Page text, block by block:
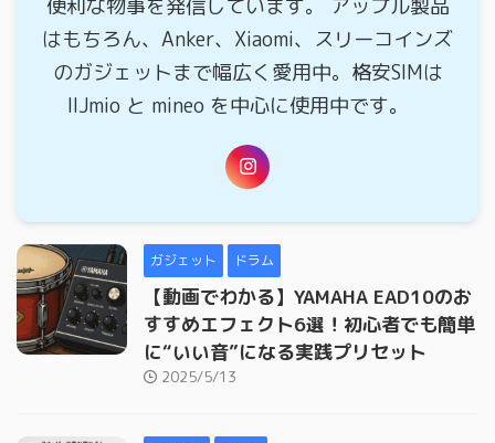
便利な物事を発信しています。 アップル製品
はもちろん、Anker、Xiaomi、スリーコインズ
のガジェットまで幅広く愛用中。格安SIMは
IIJmio と mineo を中心に使用中です。
ガジェット ドラム
【動画でわかる】YAMAHA EAD10のお
すすめエフェクト6選！初心者でも簡単
に“いい音”になる実践プリセット
2025/5/13